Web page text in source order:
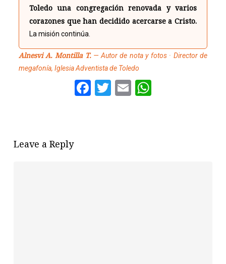
Toledo una congregación renovada y varios
corazones que han decidido acercarse a Cristo.
La misión continúa.
Alnesvi A. Montilla T.— Autor de nota y fotos · Director de
megafonía, Iglesia Adventista de Toledo
Facebook
Twitter
Email
Leave a Reply